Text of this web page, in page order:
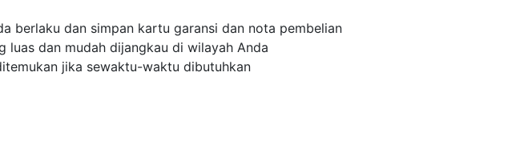
berlaku dan simpan kartu garansi dan nota pembelian
dan mudah dijangkau di wilayah Anda
jika sewaktu-waktu dibutuhkan